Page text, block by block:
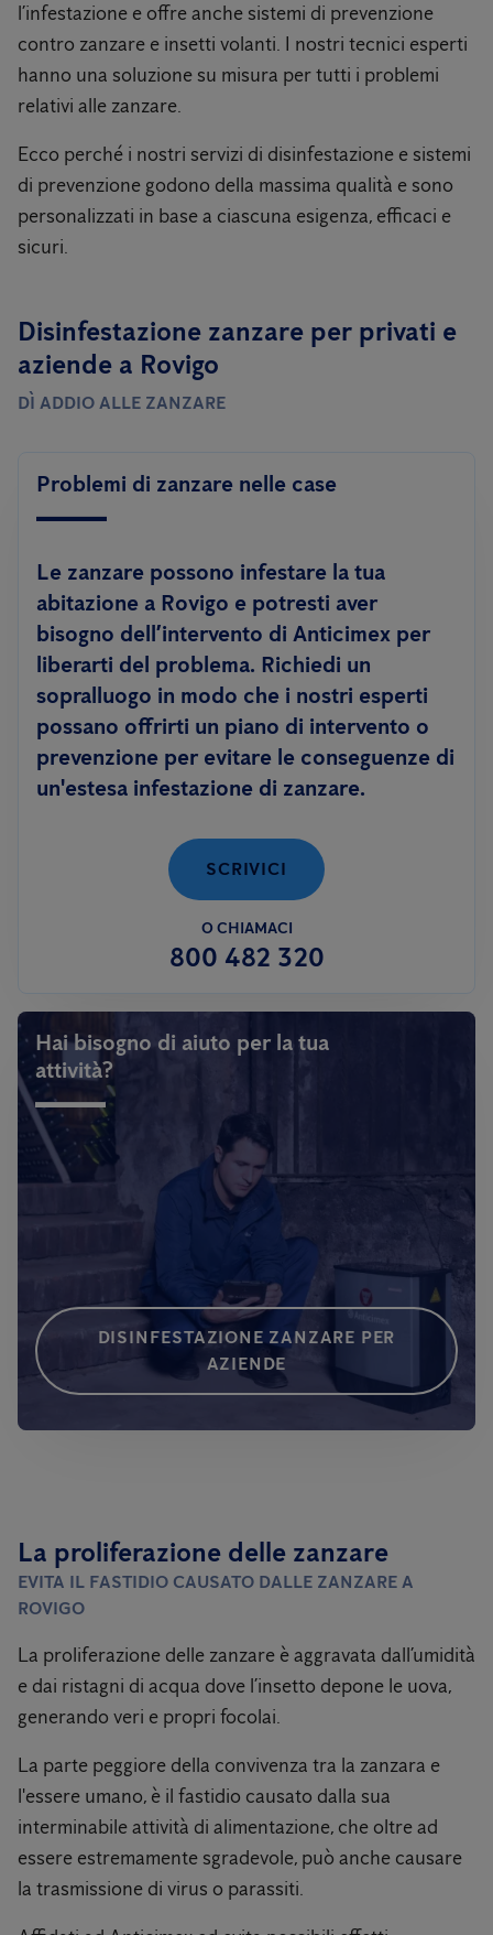
l’infestazione e offre anche sistemi di prevenzione
contro zanzare e insetti volanti. I nostri tecnici esperti
hanno una soluzione su misura per tutti i problemi
relativi alle zanzare.
Ecco perché i nostri servizi di disinfestazione e sistemi
di prevenzione godono della massima qualità e sono
personalizzati in base a ciascuna esigenza, efficaci e
sicuri.
Disinfestazione zanzare per privati ​​e
aziende a Rovigo
DÌ ADDIO ALLE ZANZARE
Problemi di zanzare nelle case
Le zanzare possono infestare la tua
abitazione a Rovigo e potresti aver
bisogno dell’intervento di Anticimex per
liberarti del problema. Richiedi un
sopralluogo in modo che i nostri esperti
possano offrirti un piano di intervento o
prevenzione per evitare le conseguenze di
un'estesa infestazione di zanzare.
SCRIVICI
O CHIAMACI
800 482 320
Hai bisogno di aiuto per la tua
attività?
DISINFESTAZIONE ZANZARE PER
AZIENDE
La proliferazione delle zanzare
EVITA IL FASTIDIO CAUSATO DALLE ZANZARE A
ROVIGO
La proliferazione delle zanzare è aggravata dall’umidità
e dai ristagni di acqua dove l’insetto depone le uova,
generando veri e propri focolai.
La parte peggiore della convivenza tra la zanzara e
l'essere umano, è il fastidio causato dalla sua
interminabile attività di alimentazione, che oltre ad
essere estremamente sgradevole, può anche causare
la trasmissione di virus o parassiti.